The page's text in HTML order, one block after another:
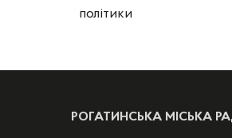
політики
РОГАТИНСЬКА МІСЬКА